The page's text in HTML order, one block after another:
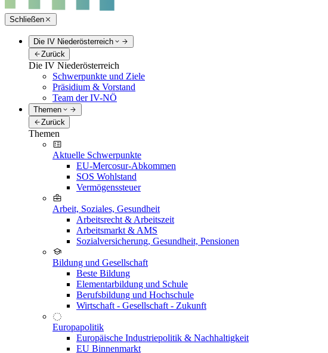
Schließen
Die IV Niederösterreich
Zurück
Die IV Niederösterreich
Schwerpunkte und Ziele
Präsidium & Vorstand
Team der IV-NÖ
Themen
Zurück
Themen
Aktuelle Schwerpunkte
EU-Mercosur-Abkommen
SOS Wohlstand
Vermögenssteuer
Arbeit, Soziales, Gesundheit
Arbeitsrecht & Arbeitszeit
Arbeitsmarkt & AMS
Sozialversicherung, Gesundheit, Pensionen
Bildung und Gesellschaft
Beste Bildung
Elementarbildung und Schule
Berufsbildung und Hochschule
Wirtschaft - Gesellschaft - Zukunft
Europapolitik
Europäische Industriepolitik & Nachhaltigkeit
EU Binnenmarkt